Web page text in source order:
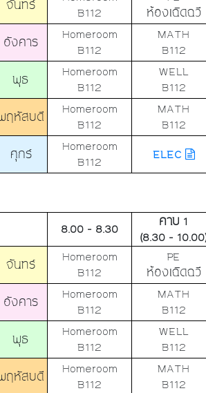
จันทร์
B112
ห้องเฉิดฉวี
อังคาร
Homeroom
B112
MATH
B112
พุธ
Homeroom
B112
WELL
B112
ฤหัสบดี
Homeroom
B112
MATH
B112
ศุกร์
Homeroom
B112
ELEC
8.00 - 8.30
คาบ 1
(8.30 -
จันทร์
Homeroom
B112
PE
ห้องเฉิดฉวี
อังคาร
Homeroom
B112
MATH
B112
พุธ
Homeroom
B112
WELL
B112
ฤหัสบดี
Homeroom
B112
MATH
B112